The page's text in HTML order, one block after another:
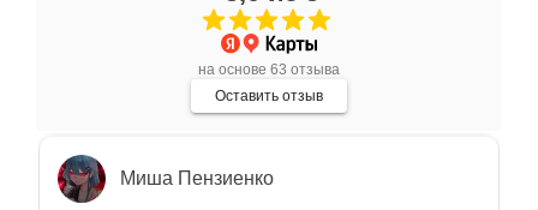
на основе 63 отзыва
Оставить отзыв
индивидуально и завораживает своей
красотой! Трудно не купить всё! Спасибо!
Отзыв Яндекс.Карты
Миша Пензиенко